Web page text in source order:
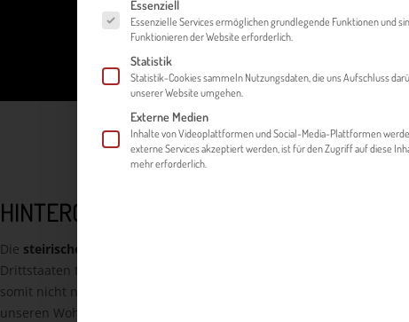
HINTERGRUND UND PROJEKTZIEL
Die steirische
Exportwirtschaft ist der Motor und das Herz der
Drittstaaten tragen heute rund die Hälfte des gesamten steirischen
somit nicht nur Wachstumstreiber, sondern ein entscheidender
unseren Wohlstand in den kommenden Jahren.
Essenziell
Essenzielle Services ermöglichen grundlegende Funktionen und
Funktionieren der Website erforderlich.
Statistik
Statistik-Cookies sammeln Nutzungsdaten, die uns Aufschluss
unserer Website umgehen.
Externe Medien
Inhalte von Videoplattformen und Social-Media-Plattformen
externe Services akzeptiert werden, ist für den Zugriff auf diese
mehr erforderlich.